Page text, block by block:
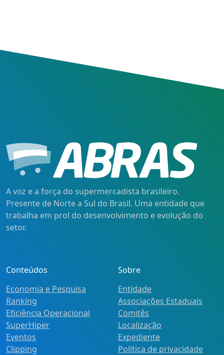
A voz e a força do supermercadista brasileiro.
Presente de Norte a Sul do Brasil. Uma entidade que
trabalha em prol do desenvolvimento e evolução do
setor.
Conteúdos
Economia e Pesquisa
Ranking
Eficiência Operacional
SuperHiper
Eventos
Clipping
Sobre
Entidade
Associações Estaduais
Comitês
Localização
Expediente
Política de privacidade